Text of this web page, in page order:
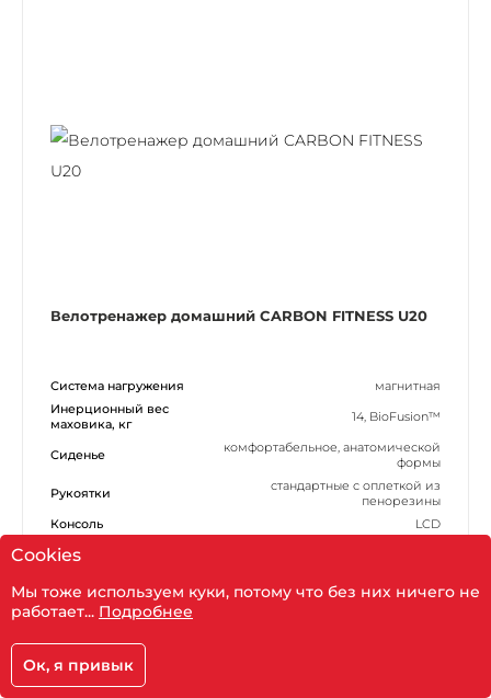
Показать фильтр
Каталог
Велотренажер домашний CARBON FITNESS U20
Система нагружения
магнитная
Инерционный вес
маховика, кг
14, BioFusion™
Сиденье
комфортабельное, анатомической
формы
Рукоятки
стандартные с оплеткой из
пенорезины
Консоль
LCD
Максимальный вес
пользователя
Цена:
Cookies
Мы тоже используем куки, потому что без них ничего не
работает... Подробнее
Ок, я привык